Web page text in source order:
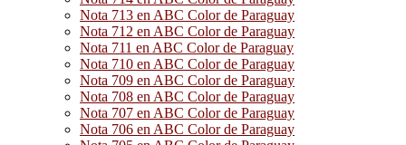
Nota 713 en ABC Color de Paraguay
Nota 712 en ABC Color de Paraguay
Nota 711 en ABC Color de Paraguay
Nota 710 en ABC Color de Paraguay
Nota 709 en ABC Color de Paraguay
Nota 708 en ABC Color de Paraguay
Nota 707 en ABC Color de Paraguay
Nota 706 en ABC Color de Paraguay